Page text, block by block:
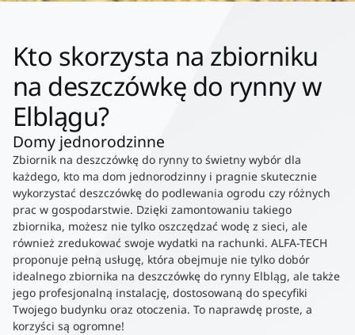
Kto skorzysta na zbiorniku
na deszczówkę do rynny w
Elblągu?
Domy jednorodzinne
Zbiornik na deszczówkę do rynny to świetny wybór dla
każdego, kto ma dom jednorodzinny i pragnie skutecznie
wykorzystać deszczówkę do podlewania ogrodu czy różnych
prac w gospodarstwie. Dzięki zamontowaniu takiego
zbiornika, możesz nie tylko oszczędzać wodę z sieci, ale
również zredukować swoje wydatki na rachunki. ALFA-TECH
proponuje pełną usługę, która obejmuje nie tylko dobór
idealnego zbiornika na deszczówkę do rynny Elbląg, ale także
jego profesjonalną instalację, dostosowaną do specyfiki
Twojego budynku oraz otoczenia. To naprawdę proste, a
korzyści są ogromne!